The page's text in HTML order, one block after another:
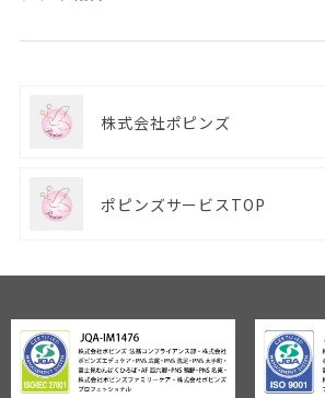
株式会社ポピンズ
ポピンズサービスTOP